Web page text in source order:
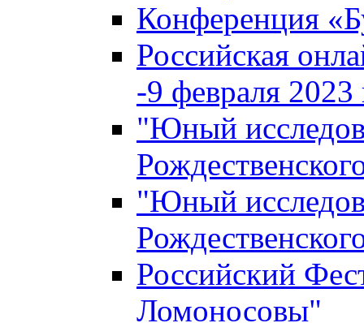
Конференция
Российская
-9 февраля 2023
"Юный
"Юный
Российский
Ломоносовы"